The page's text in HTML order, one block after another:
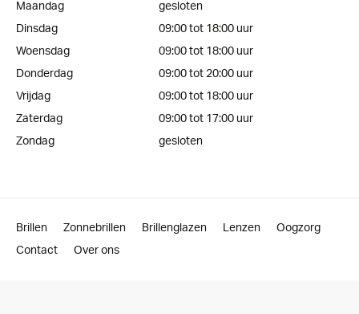
Maandag
gesloten
Dinsdag
09:00 tot 18:00 uur
Woensdag
09:00 tot 18:00 uur
Donderdag
09:00 tot 20:00 uur
Vrijdag
09:00 tot 18:00 uur
Zaterdag
09:00 tot 17:00 uur
Zondag
gesloten
Brillen Zonnebrillen Brillenglazen Lenzen
Oogzorg
Contact
Over ons